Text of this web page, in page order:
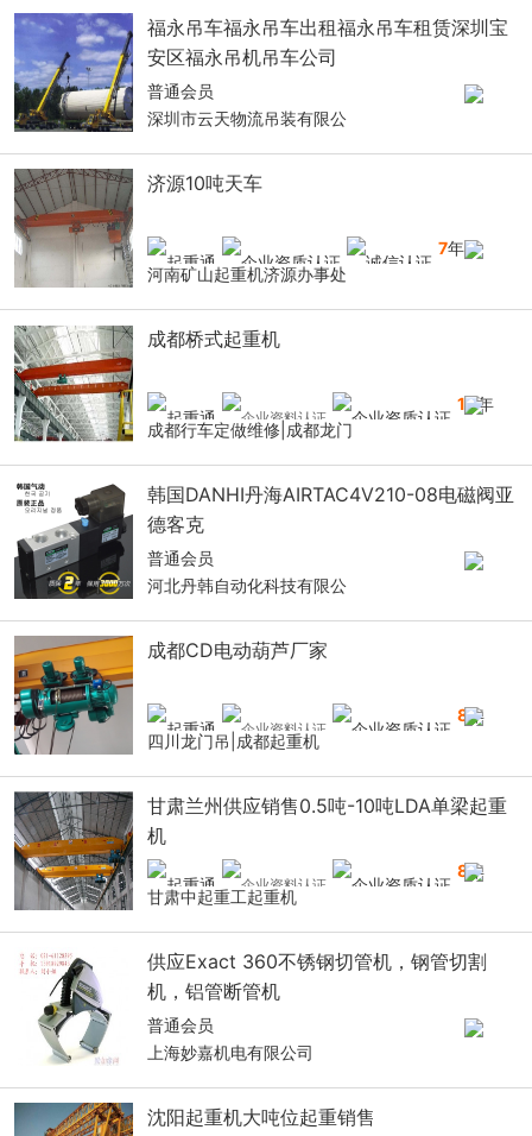
福永吊车福永吊车出租福永吊车租赁深圳宝
安区福永吊机吊车公司
普通会员
深圳市云天物流吊装有限公
济源10吨天车
7年
河南矿山起重机济源办事处
成都桥式起重机
10年
成都行车定做维修|成都龙门
韩国DANHI丹海AIRTAC4V210-08电磁阀亚
德客克
普通会员
河北丹韩自动化科技有限公
成都CD电动葫芦厂家
8年
四川龙门吊|成都起重机
甘肃兰州供应销售0.5吨-10吨LDA单梁起重
机
8年
甘肃中起重工起重机
供应Exact 360不锈钢切管机，钢管切割
机，铝管断管机
普通会员
上海妙嘉机电有限公司
沈阳起重机大吨位起重销售